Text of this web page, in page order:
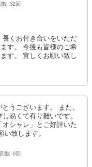
数 32回
くお付き合いをいただ
す。 今後も皆様のご希
す。 宜しくお願い致し
うございます。 また、
易くて有り難いです。
シャレ」とご好評いた
致します。
数 0回